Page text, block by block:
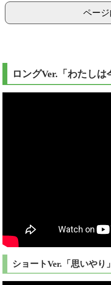
ペー
ロングVer.「わたしは
ショートVer.「思いやり